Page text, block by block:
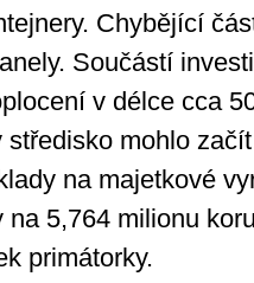
Chybějící
Součástí
v délce cca
mohlo
na majetkové
5,764 milionu
primátorky.